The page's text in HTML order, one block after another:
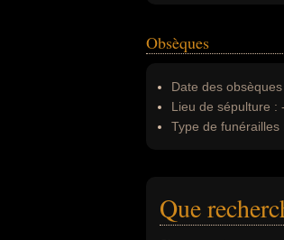
Obsèques
Date des obsèques
Lieu de sépulture :
Type de funérailles
Que